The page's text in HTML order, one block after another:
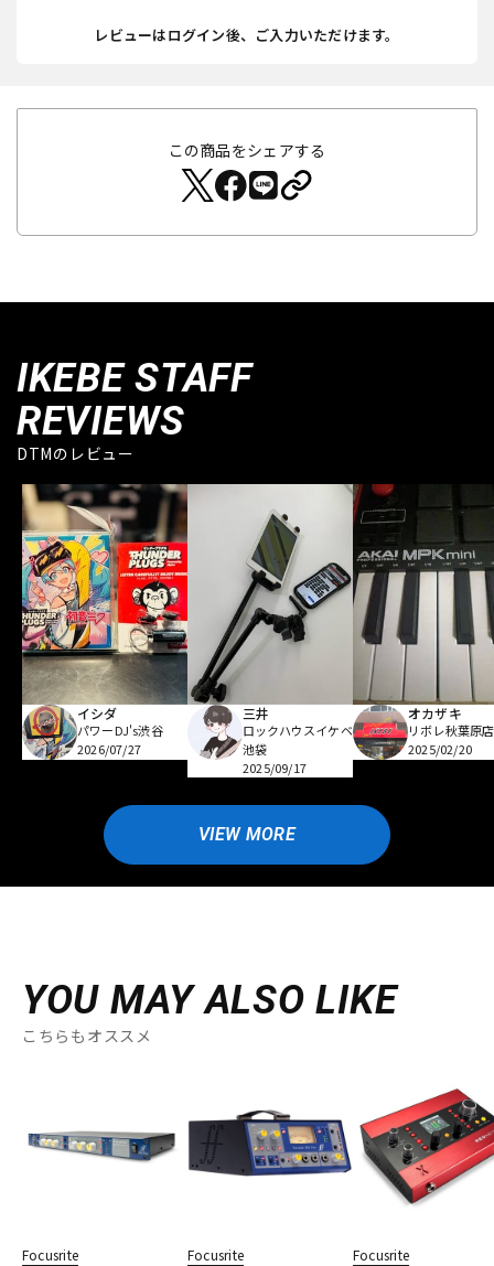
レビューはログイン後、ご入力いただけます。
この商品をシェアする
IKEBE STAFF
REVIEWS
DTMのレビュー
イシダ
パワーDJ's渋谷
2026/07/27
三井
ロックハウスイケベ
池袋
2025/09/17
オカザキ
リボレ秋葉原店
2025/02/20
VIEW MORE
YOU MAY ALSO LIKE
こちらもオススメ
Focusrite Focusrite Focusrite